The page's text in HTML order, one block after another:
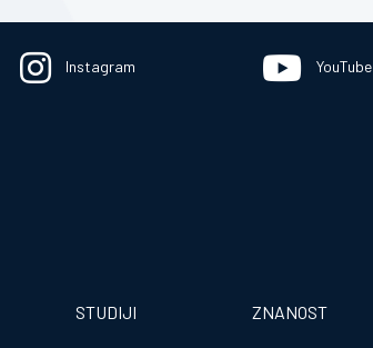
Instagram YouTube
STUDIJI ZNANOST